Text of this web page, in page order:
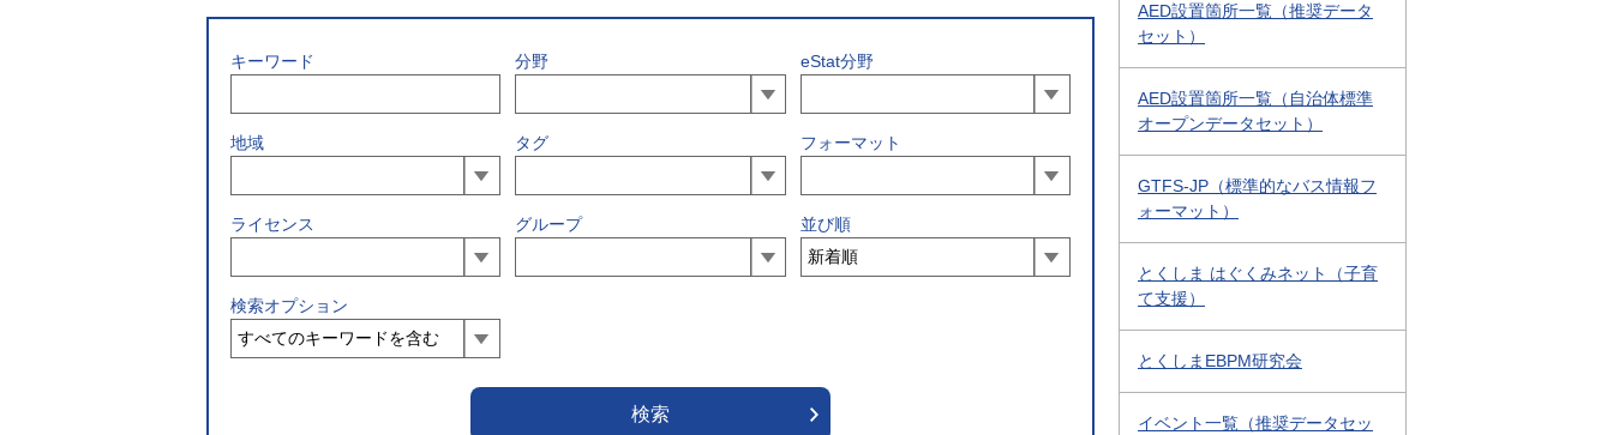
キーワード 分野 eStat分野
地域 タグ フォーマット
ライセンス グループ 並び順
検索オプション
AED設置箇所一覧（推奨データ
セット）
AED設置箇所一覧（自治体標準
オープンデータセット）
GTFS-JP（標準的なバス情報フ
ォーマット）
とくしま はぐくみネット（子育
て支援）
とくしまEBPM研究会
イベント一覧（推奨データセッ